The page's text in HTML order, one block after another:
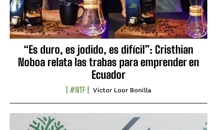
“Es duro, es jodido, es difícil”: Cristhian
Noboa relata las trabas para emprender en
Ecuador
#NTF Víctor Loor Bonilla